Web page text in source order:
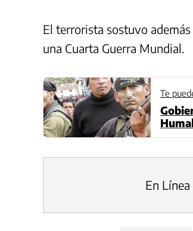
El terrorista sostuvo
una Cuarta Guerra Mundial.
Te
En